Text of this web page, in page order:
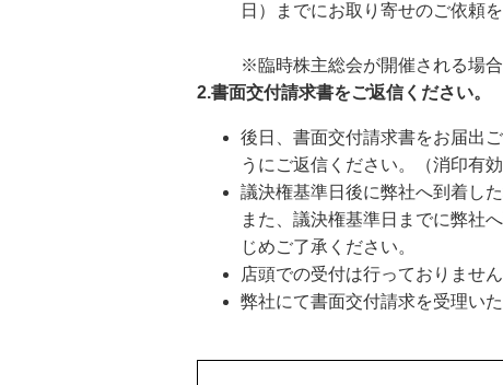
日）までにお取り寄せのご依頼
※臨時株主総会が開催される場
2.書面交付請求書をご返信ください。
後日、書面交付請求書をお届出
うにご返信ください。（消印有
議決権基準日後に弊社へ到着し
また、議決権基準日までに弊社
じめご了承ください。
店頭での受付は行っておりませ
弊社にて書面交付請求を受理い